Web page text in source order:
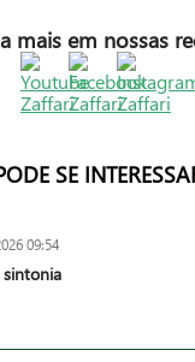
mais em nossas
SE
09:54
sintonia